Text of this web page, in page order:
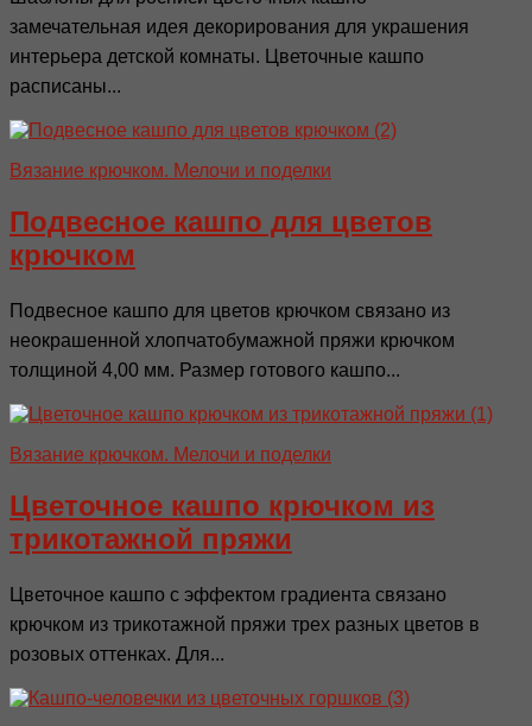
замечательная идея декорирования для украшения
интерьера детской комнаты. Цветочные кашпо
расписаны...
Вязание крючком. Мелочи и поделки
Подвесное кашпо для цветов
крючком
Подвесное кашпо для цветов крючком связано из
неокрашенной хлопчатобумажной пряжи крючком
толщиной 4,00 мм. Размер готового кашпо...
Вязание крючком. Мелочи и поделки
Цветочное кашпо крючком из
трикотажной пряжи
Цветочное кашпо с эффектом градиента связано
крючком из трикотажной пряжи трех разных цветов в
розовых оттенках. Для...